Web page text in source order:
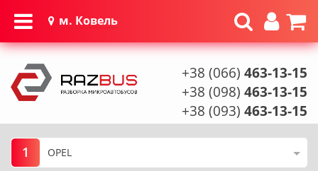
м. Ковель
+38 (066) 463-13-15
+38 (098) 463-13-15
+38 (093) 463-13-15
1